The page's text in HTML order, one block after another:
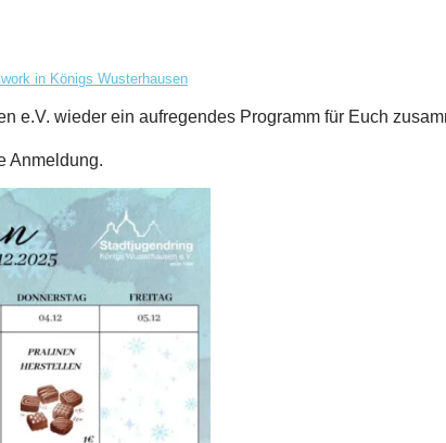
in Königs Wusterhausen
e.V. wieder ein aufregendes Programm für Euch
Anmeldung.